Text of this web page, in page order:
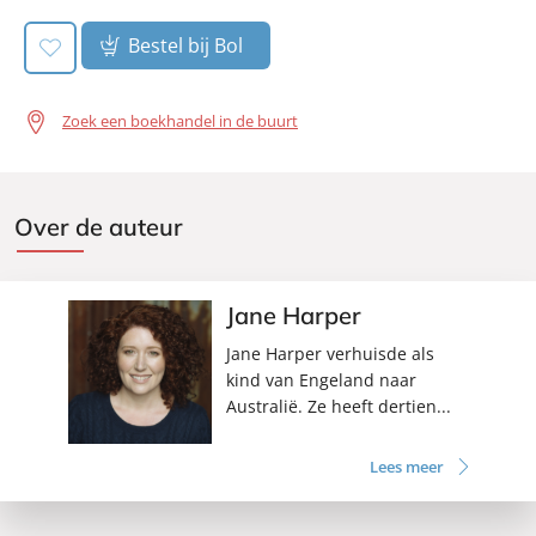
Bestel bij Bol
Zoek een boekhandel in de buurt
Over de auteur
Jane Harper
Jane Harper verhuisde als
kind van Engeland naar
Australië. Ze heeft dertien...
Lees meer